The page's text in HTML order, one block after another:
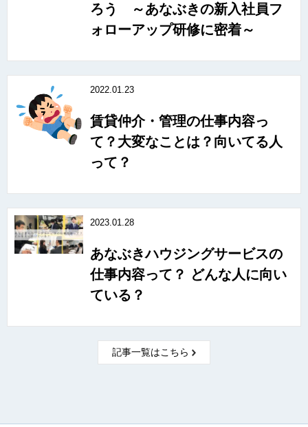
ろう ～あなぶきの新入社員フ
ォローアップ研修に密着～
2022.01.23
賃貸仲介・管理の仕事内容っ
て？大変なことは？向いてる人
って？
2023.01.28
あなぶきハウジングサービスの
仕事内容って？ どんな人に向い
ている？
記事一覧はこちら